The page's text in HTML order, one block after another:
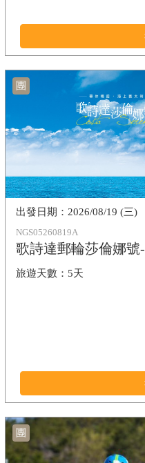
團
NGS05260819A
歌詩達郵輪莎倫娜
5天
2026/08/19 (三)
團